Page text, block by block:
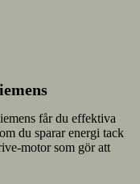
får du effektiva
du sparar energi tack
motor som gör att